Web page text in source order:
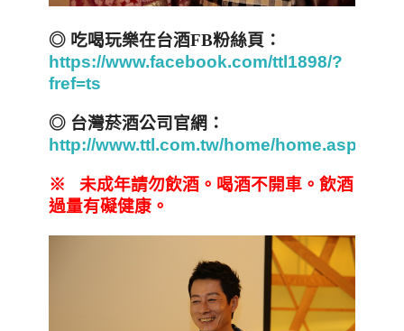
◎ 吃喝玩樂在台酒FB粉絲頁：
https://www.facebook.com/ttl1898/?
fref=ts
◎ 台灣菸酒公司官網：
http://www.ttl.com.tw/home/home.aspx
※
未成年請勿飲酒。喝酒不開車。飲酒
過量有礙健康。